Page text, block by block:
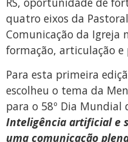
quatro eixos da
Comunicação da Igreja
formação, articulação e
Para esta primeira
escolheu o tema da
para o 58º Dia Mundial
Inteligência artificial e
uma comunicação